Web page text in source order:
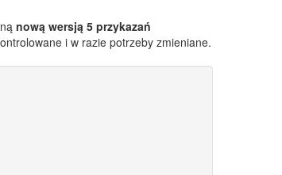
nową wersją 5 przykazań
i w razie potrzeby zmieniane.